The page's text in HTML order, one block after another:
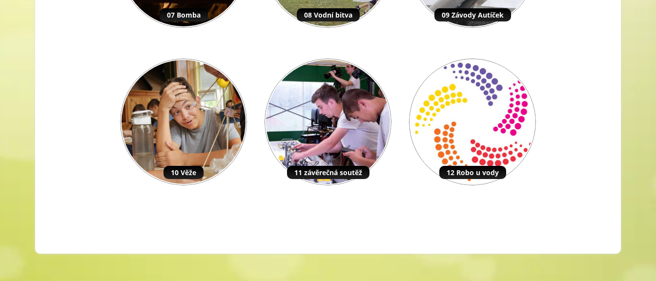
07 Bomba 08 Vodní bitva 09 Závody Autíček
10 Věže 11 závěrečná soutěž 12 Robo u vody